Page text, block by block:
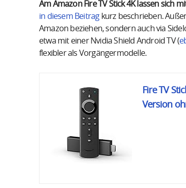
Am Amazon Fire TV Stick 4K lassen sich
in diesem Beitragkurz beschrieben.
Amazon beziehen, sondern auch via
etwa mit einer Nvidia Shield Android TV (
flexibler als Vorgängermodelle.
Fire TV
Version